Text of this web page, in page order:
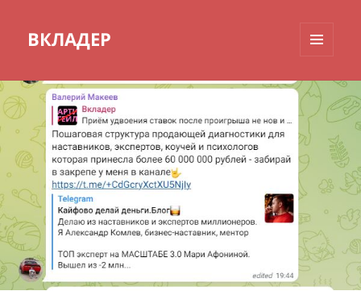
ВКЛАДЕР
ВИДЖЕТЫ